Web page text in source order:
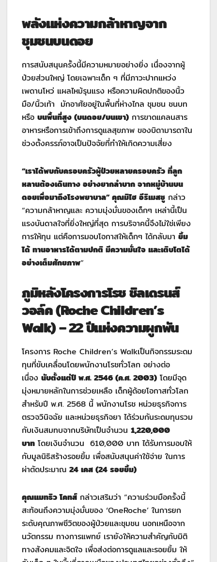
พลังแห่งความกล้าหาญจาก
ชุมชนบนดอย
การสนับสนุนครั้งนี้มีความหมายอย่างยิ่ง เนื่องจากผู้
ป่วยส่วนใหญ่ โดยเฉพาะเด็ก ๆ ที่มีภาวะปากแหว่ง
เพดานโหว่ แผลไหม้รุนแรง หรือความผิดปกติของนิ้ว
มือ/นิ้วเท้า มักอาศัยอยู่ในพื้นที่ห่างไกล ชุมชน ชนบท
หรือ บนพื้นที่สูง (บนดอย/บนเขา) การขาดแคลนสาร
อาหารหรือการเข้าถึงการดูแลสุขภาพ ของบิดามารดาใน
ช่วงตั้งครรภ์อาจเป็นปัจจัยที่ทำให้เกิดความเสี่ยง
“เราได้พบกับครอบครัวผู้ป่วยหลายครอบครัว ที่ลูก
หลานต้องเดินทาง อย่างยากลำบาก จากหมู่บ้านบน
ดอยเพื่อมาถึงโรงพยาบาล” คุณมิไฮ อีริเมสซู กล่าว
“ความกล้าหาญและ ความมุ่งมั่นของเด็กๆ เหล่านี้เป็น
แรงบันดาลใจที่ยิ่งใหญ่ที่สุด การบริจาคนี้จึงไม่ใช่เพียง
การให้ทุน แต่คือการมอบโอกาสให้เด็กๆ ได้กลับมา ยิ้ม
ได้ ทานอาหารได้ตามปกติ มีความมั่นใจ และเติบโตได้
อย่างเต็มศักยภาพ“
ภูมิหลังโครงการโรช ชิลเดรนส์
วอล์ค (Roche Children’s
Walk) – 22 ปีแห่งความผูกพัน
โครงการ Roche Children’s Walkเป็นกิจกรรมระดม
ทุนที่ขับเคลื่อนโดยพนักงานโรชทั่วโลก อย่างต่อ
เนื่อง นับตั้งแต่ปี พ.ศ. 2546 (ค.ศ. 2003) โดยมีจุด
มุ่งหมายหลักในการช่วยเหลือ เด็กผู้ด้อยโอกาสทั่วโลก
สำหรับปี พ.ศ. 2568 นี้ พนักงานโรช หน่วยธุรกิจการ
ตรวจวินิจฉัย และหน่วยธุรกิจยา ได้ร่วมกันระดมทุนรวม
กับเงินสมทบจากบริษัทเป็นจำนวน 1,220,000
บาท โดยเงินจำนวน 610,000 บาท ได้รับการมอบให้
กับมูลนิธิสร้างรอยยิ้ม เพื่อสนับสนุนค่าใช้จ่าย ในการ
ผ่าตัดประมาณ 24 เคส (24 รอยยิ้ม)
คุณแมทธิว โคทส์กล่าวเสริมว่า “ความร่วมมือครั้งนี้
สะท้อนถึงความมุ่งมั่นของ ‘OneRoche’ ในการยก
ระดับคุณภาพชีวิตของผู้ป่วยและชุมชน นอกเหนือจาก
นวัตกรรม ทางการแพทย์ เรายังให้ความสำคัญกับมิติ
ทางสังคมและจิตใจ เพื่อส่งต่อการดูแลและรอยยิ้ม ให้